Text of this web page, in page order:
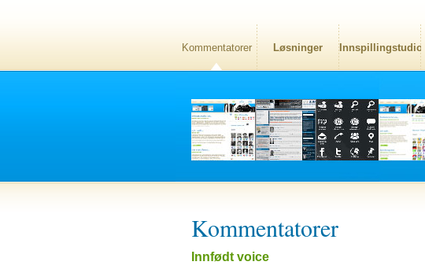
Kommentatorer Løsninger Innspillingstudio
Kommentatorer
Innfødt voice